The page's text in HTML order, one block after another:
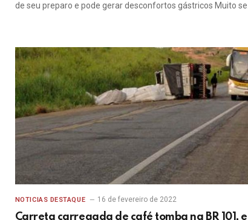
de seu preparo e pode gerar desconfortos gástricos Muito
NOTICIAS DESTAQUE 16 de fevereiro de 2022
Carreta carregada de café tomba na BR 101,